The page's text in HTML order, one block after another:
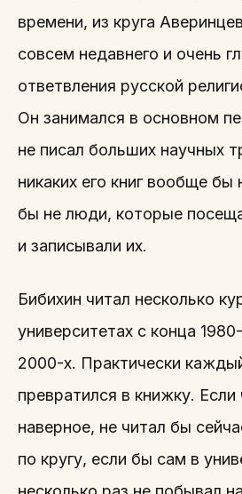
времени, из круга
совсем недавнего и очень
ответвления русской
Он занимался в основном
не писал больших научных
никаких его книг вообще бы
бы не люди, которые
и записывали их.
Бибихин читал несколько
университетах с конца
2000-х. Практически
превратился в книжку. Если
наверное, не читал бы
по кругу, если бы сам в